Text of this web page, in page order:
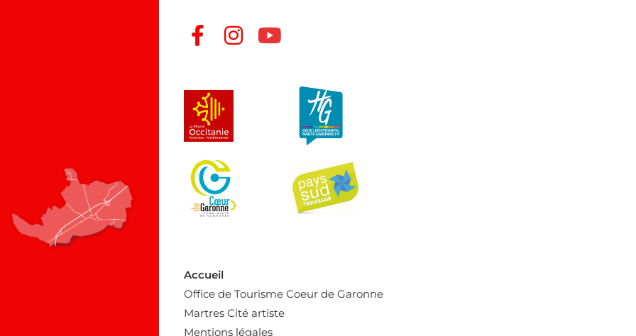
Accueil
Office de Tourisme Coeur de Garonne
Martres Cité artiste
Mentions légales